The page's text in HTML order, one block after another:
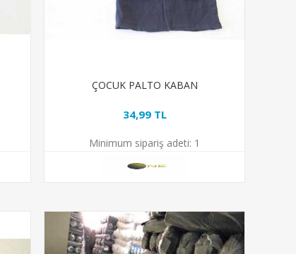
ÇOCUK PALTO KABAN
34,99 TL
Minimum sipariş adeti: 1